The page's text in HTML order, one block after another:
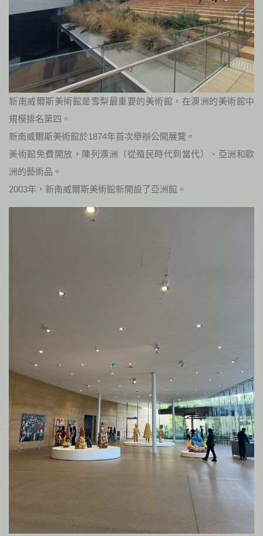
新南威爾斯美術館是雪梨最重要的美術館，在澳洲的美術館中
規模排名第四。
新南威爾斯美術館於1874年首次舉辦公開展覽。
美術館免費開放，陳列澳洲（從殖民時代到當代）、亞洲和歐
洲的藝術品。
2003年，新南威爾斯美術館新開設了亞洲館。